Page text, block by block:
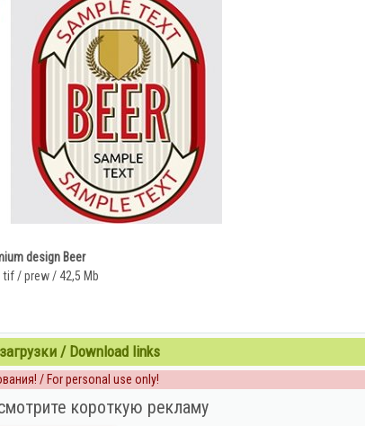
design Beer
tif / prew / 42,5 Mb
/ Download links
/ For personal use only!
короткую рекламу